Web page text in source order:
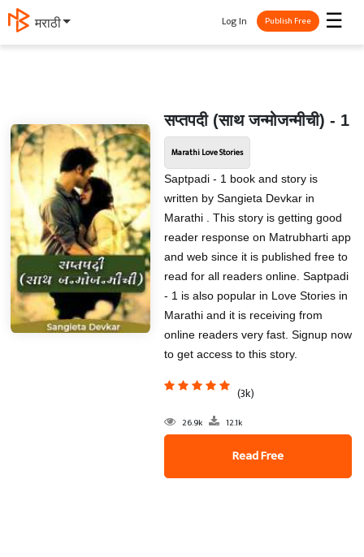
मराठी ☰
Log In Publish Free
सप्तपदी (साथ जन्मोजन्मीची) - 1
Marathi Love Stories
Saptpadi - 1 book and story is
written by Sangieta Devkar in
Marathi . This story is getting good
reader response on Matrubharti app
and web since it is published free to
read for all readers online. Saptpadi
- 1 is also popular in Love Stories in
Marathi and it is receiving from
online readers very fast. Signup now
to get access to this story.
(3k)
26.9k 12.1k
Read Free